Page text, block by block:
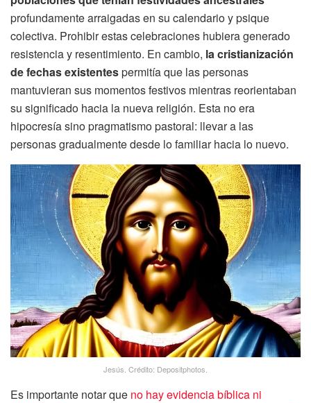
profundamente arraigadas en su calendario y psique
colectiva. Prohibir estas celebraciones hubiera generado
resistencia y resentimiento. En cambio, la cristianización
de fechas existentespermitía que las personas
mantuvieran sus momentos festivos mientras reorientaban
su significado hacia la nueva religión. Esta no era
hipocresía sino pragmatismo pastoral: llevar a las
personas gradualmente desde lo familiar hacia lo nuevo.
Jesús. Crédito: Depositphotos.
Es importante notar que no hay evidencia bíblica ni